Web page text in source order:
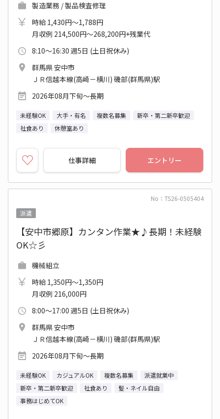
製造業務 / 製品検査修理
時給 1,430円～1,788円
月収例 214,500円～268,200円+残業代
8:10～16:30 週5日 (土日祝休み)
群馬県 安中市
ＪＲ信越本線(高崎－横川) 磯部(群馬県)駅
2026年08月下旬～長期
未経験OK 大手・有名 複数名募集
新卒・第二新卒歓迎
社食あり
休憩室あり
仕事詳細 エントリー
No：TS26-0505404
派遣
【安中市郷原】カンタン作業★♪長期！未経験
OK☆彡
機械組立
時給 1,350円～1,350円
月収例 216,000円
8:00～17:00 週5日 (土日祝休み)
群馬県 安中市
ＪＲ信越本線(高崎－横川) 磯部(群馬県)駅
2026年08月下旬～長期
未経験OK カジュアルOK 複数名募集
派遣就業中
新卒・第二新卒歓迎
社食あり
髪・ネイル自由
事務はじめてOK